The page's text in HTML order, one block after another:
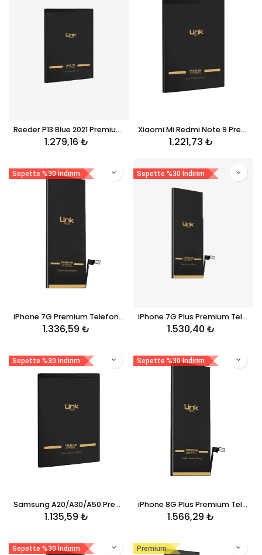
Reeder P13 Blue 2021 Premium Telefon Bataryası 3950 mAh HP001
1.279,16 ₺
Xiaomi Mi Redmi Note 9 Premium Telefon Bataryası 5000 mAh BN54
1.221,73 ₺
Sepette %30 İndirim
iPhone 7G Premium Telefon Bataryası 2330 mAh
1.336,59 ₺
Sepette %30 İndirim
iPhone 7G Plus Premium Telefon Bataryası 3600 mAh
1.530,40 ₺
Sepette %30 İndirim
Samsung A20/A30/A50 Premium Telefon Bataryası 4.000 mAh
1.135,59 ₺
Sepette %30 İndirim
iPhone 8G Plus Premium Telefon Bataryası 3420 mAh
1.566,29 ₺
Sepette %30 İndirim Premium